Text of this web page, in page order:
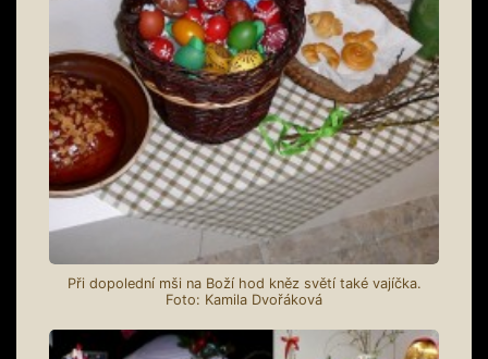
Při dopolední mši na Boží hod kněz světí také vajíčka.
Foto: Kamila Dvořáková